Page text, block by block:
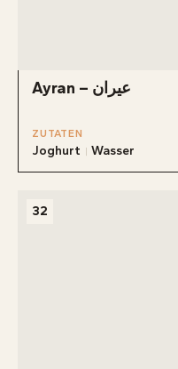
Ayran – عيران
ZUTATEN
Joghurt Wasser
32